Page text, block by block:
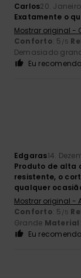
Carlos20.
Exatamente o
Mostrar original -
Conforto: 5 /5
Demasiado
Eu
Edgaras14.
Produto de alta
resistente, o
qualquer
Mostrar original -
Conforto: 5 /5
Grande Material
Eu